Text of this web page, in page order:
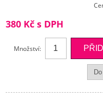
380 Kč s DPH
Množství: